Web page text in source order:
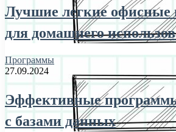
Лучшие легкие
для домашнего
Программы
27.09.2024
Эффективные
с базами данных